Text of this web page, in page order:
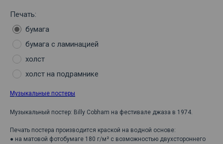
Печать:
бумага
бумага с ламинацией
холст
холст на подрамнике
Музыкальные постеры
Музыкальный постер: Billy Cobham на фестивале джаза в 1974.
Печать постера производится краской на водной основе:
● на матовой фотобумаге 180 г/м² с возможностью двухстороннего